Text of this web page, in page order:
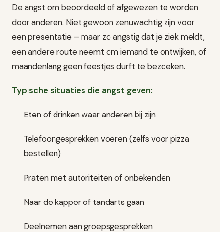
De angst om beoordeeld of afgewezen te worden
door anderen. Niet gewoon zenuwachtig zijn voor
een presentatie – maar zo angstig dat je ziek meldt,
een andere route neemt om iemand te ontwijken, of
maandenlang geen feestjes durft te bezoeken.
Typische situaties die angst geven:
Eten of drinken waar anderen bij zijn
Telefoongesprekken voeren (zelfs voor pizza
bestellen)
Praten met autoriteiten of onbekenden
Naar de kapper of tandarts gaan
Deelnemen aan groepsgesprekken